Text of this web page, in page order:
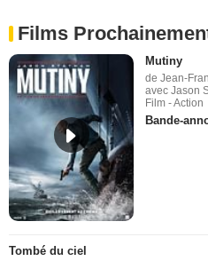
Films
Mutiny
de Jean-
avec Jason
Film - Action
Bande-
Tombé du ciel